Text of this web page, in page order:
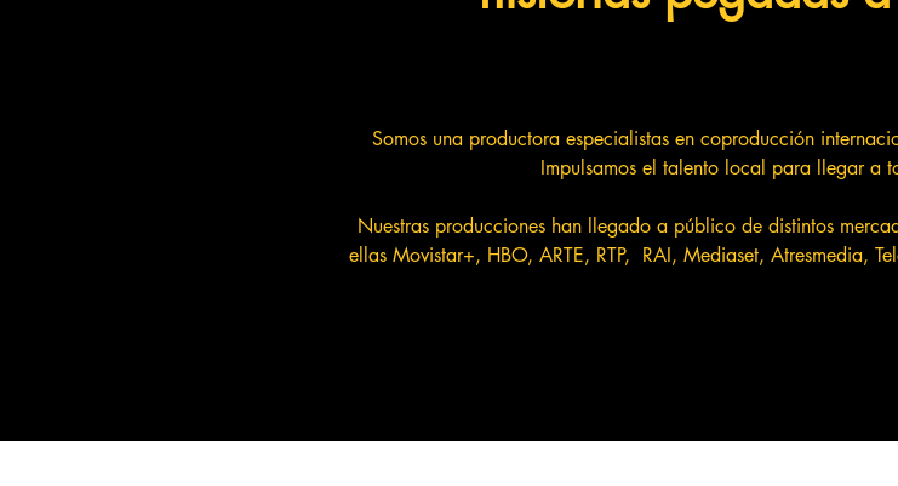
Somos una productora especialistas en coproducción
Impulsamos el talento local para llegar a
Nuestras producciones han llegado a público de distintos
ellas Movistar+, HBO, ARTE, RTP, RAI, Mediaset, Atresmedia,